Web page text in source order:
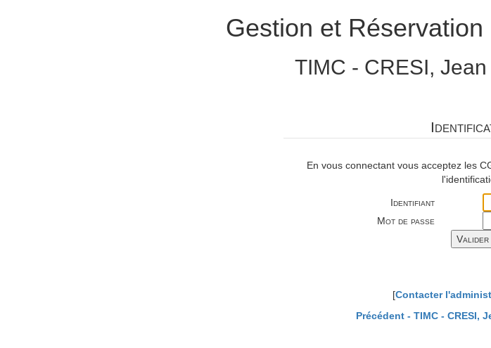
Gestion et
TIMC - CRESI,
En vous connectant vous acceptez les
Identifiant
Mot de passe
[Contacter
Précédent - TIMC - CRESI,